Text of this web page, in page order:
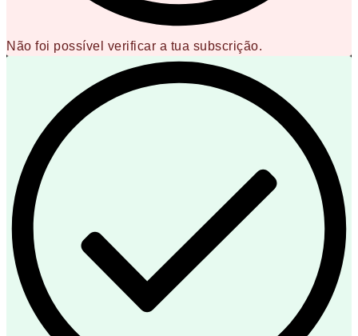
Não foi possível verificar a tua subscrição.